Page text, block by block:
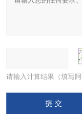
请输入计算结果（填写